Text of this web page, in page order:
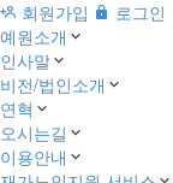
회원가입
로그인
예원소개
인사말
비전/법인소개
연혁
오시는길
이용안내